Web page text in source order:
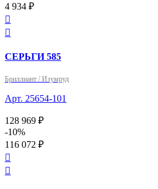
4 934 ₽


СЕРЬГИ 585
Бриллиант / Изумруд
Арт. 25654-101
128 969 ₽
-10%
116 072 ₽

